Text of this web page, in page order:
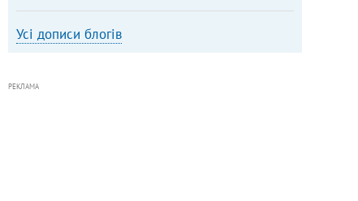
Усі дописи блогів
РЕКЛАМА